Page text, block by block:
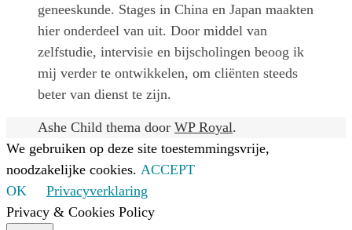
geneeskunde. Stages in China en Japan maakten
hier onderdeel van uit. Door middel van
zelfstudie, intervisie en bijscholingen beoog ik
mij verder te ontwikkelen, om cliënten steeds
beter van dienst te zijn.
Ashe Child thema door WP Royal.
We gebruiken op deze site toestemmingsvrije,
noodzakelijke cookies. ACCEPT
OK
Privacyverklaring
Privacy & Cookies Policy